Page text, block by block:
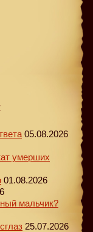
05.08.2026
умерших
01.08.2026
мальчик?
25.07.2026